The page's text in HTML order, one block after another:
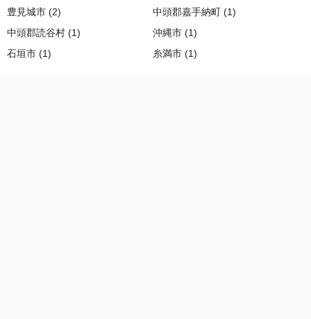
豊見城市 (2) 中頭郡嘉手納町 (1)
中頭郡読谷村 (1) 沖縄市 (1)
石垣市 (1) 糸満市 (1)